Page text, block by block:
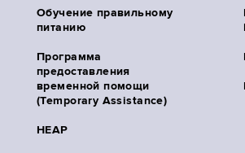
Обучение правильному
питанию
Программа
предоставления
временной помощи
(Temporary Assistance)
HEAP